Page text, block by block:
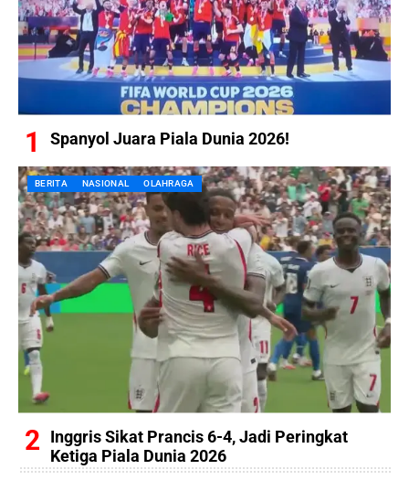
Spanyol Juara Piala Dunia 2026!
BERITA NASIONAL OLAHRAGA
Inggris Sikat Prancis 6-4, Jadi Peringkat
Ketiga Piala Dunia 2026